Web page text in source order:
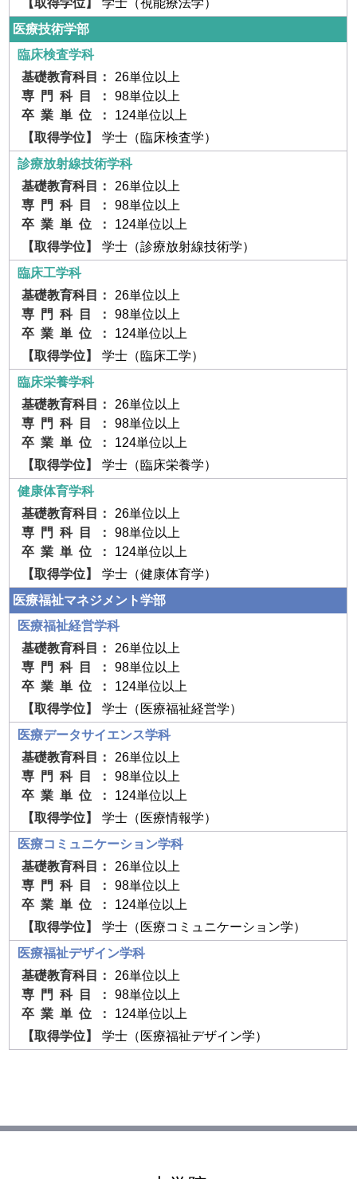
医療技術学部
臨床検査学科
26単位以上
98単位以上
124単位以上
学士（臨床検査学）
診療放射線技術学科
26単位以上
98単位以上
124単位以上
学士（診療放射線技術学）
臨床工学科
26単位以上
98単位以上
124単位以上
学士（臨床工学）
臨床栄養学科
26単位以上
98単位以上
124単位以上
学士（臨床栄養学）
健康体育学科
26単位以上
98単位以上
124単位以上
学士（健康体育学）
医療福祉マネジメント学部
医療福祉経営学科
26単位以上
98単位以上
124単位以上
学士（医療福祉経営学）
医療データサイエンス学科
26単位以上
98単位以上
124単位以上
学士（医療情報学）
医療コミュニケーション学科
26単位以上
98単位以上
124単位以上
学士（医療コミュニケーション学）
医療福祉デザイン学科
26単位以上
98単位以上
124単位以上
学士（医療福祉デザイン学）